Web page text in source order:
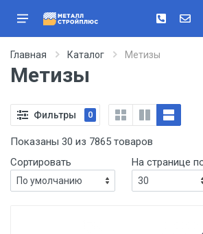
Главная Каталог Метизы
Метизы
Фильтры 0
Показаны 30 из 7865 товаров
Сортировать
На странице